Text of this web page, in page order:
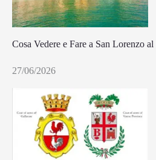
Cosa Vedere e Fare a San Lorenzo
27/06/2026